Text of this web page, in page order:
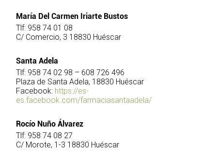
María Del Carmen Iriarte Bustos
Tlf: 958 74 01 08
C/ Comercio, 3 18830 Huéscar
Santa Adela
Tlf: 958 74 02 98 – 608 726 496
Plaza de Santa Adela, 18830 Huéscar
Facebook: https://es-
es.facebook.com/farmaciasantaadela/
Rocío Nuño Álvarez
Tlf: 958 74 08 27
C/ Morote, 1-3 18830 Huéscar